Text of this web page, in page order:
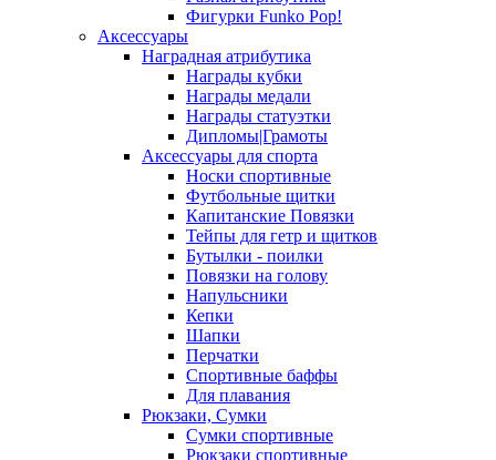
Фигурки Funko Pop!
Аксессуары
Наградная атрибутика
Награды кубки
Награды медали
Награды статуэтки
Дипломы|Грамоты
Аксессуары для спорта
Носки спортивные
Футбольные щитки
Капитанские Повязки
Тейпы для гетр и щитков
Бутылки - поилки
Повязки на голову
Напульсники
Кепки
Шапки
Перчатки
Спортивные баффы
Для плавания
Рюкзаки, Сумки
Сумки спортивные
Рюкзаки спортивные